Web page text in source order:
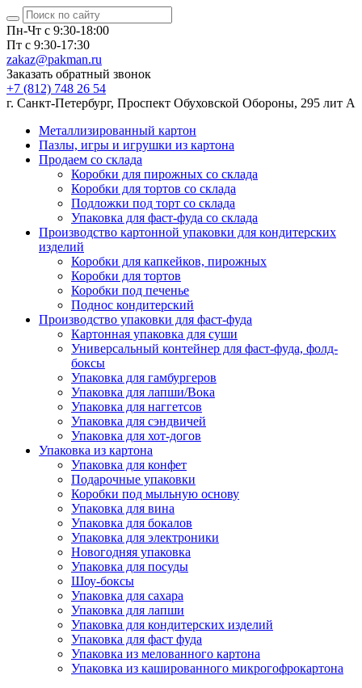
Пн-Чт с 9:30-18:00
Пт с 9:30-17:30
zakaz@pakman.ru
Заказать обратный звонок
+7 (812) 748 26 54
г. Санкт-Петербург, Проспект Обуховской Обороны, 295 лит А
Металлизированный картон
Пазлы, игры и игрушки из картона
Продаем со склада
Коробки для пирожных со склада
Коробки для тортов со склада
Подложки под торт со склада
Упаковка для фаст-фуда со склада
Производство картонной упаковки для кондитерских
изделий
Коробки для капкейков, пирожных
Коробки для тортов
Коробки под печенье
Поднос кондитерский
Производство упаковки для фаст-фуда
Картонная упаковка для суши
Универсальный контейнер для фаст-фуда, фолд-
боксы
Упаковка для гамбургеров
Упаковка для лапши/Вока
Упаковка для наггетсов
Упаковка для сэндвичей
Упаковка для хот-догов
Упаковка из картона
Упаковка для конфет
Подарочные упаковки
Коробки под мыльную основу
Упаковка для вина
Упаковка для бокалов
Упаковка для электроники
Новогодняя упаковка
Упаковка для посуды
Шоу-боксы
Упаковка для сахара
Упаковка для лапши
Упаковка для кондитерских изделий
Упаковка для фаст фуда
Упаковка из мелованного картона
Упаковка из кашированного микрогофрокартона